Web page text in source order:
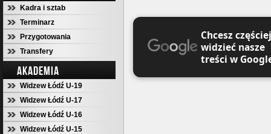
Kadra i sztab
Terminarz
Przygotowania
Transfery
AKADEMIA
Widzew Łódź U-19
Widzew Łódź U-17
Widzew Łódź U-16
Widzew Łódź U-15
Chcesz częściej
widzieć nasze
treści w